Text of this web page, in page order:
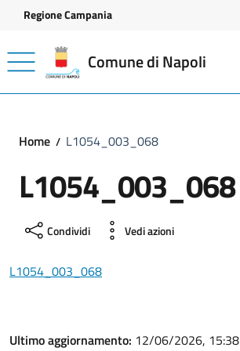
Vai ai contenuti
Vai al footer
Regione Campania
Comune di Napoli
Home L1054_003_068
L1054_003_068
Condividi Vedi azioni
L1054_003_068
Ultimo aggiornamento: 12/06/2026, 15:38